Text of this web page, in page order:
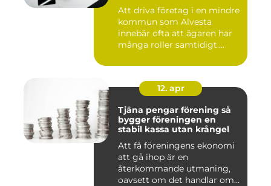
Att driva företag i en mindre
kommun som Alvesta
innebär ofta att ägaren har
många roller samtidigt....
12. apr
Tjäna pengar förening så
bygger föreningen en
stabil kassa utan krångel
Att få föreningens ekonomi
att gå ihop är en
återkommande utmaning,
oavsett om det handlar om